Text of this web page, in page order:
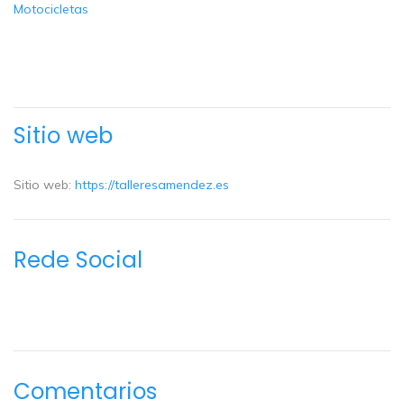
Motocicletas
Sitio web
Sitio web: https://talleresamendez.es
Rede Social
Comentarios